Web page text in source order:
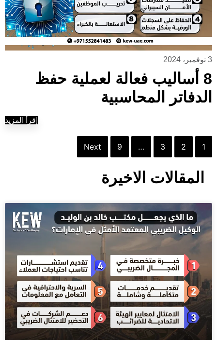
3 نوفمبر، 2024
8 أساليب فعالة لعملية حفظ
الدفاتر المحاسبية
إقرأ المزيد
1
2
3
…
9
Next
المقالات الاخيرة